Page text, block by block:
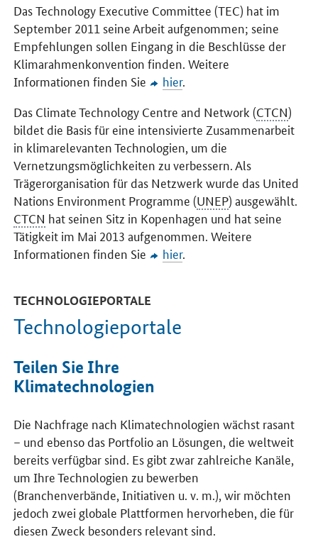
DasTechnology Executive Committee (TEC) hat im
September 2011 seine Arbeit aufgenommen; seine
Empfehlungen sollen Eingang in die Beschlüsse der
Klimarahmenkonvention finden. Weitere
Informationen finden Sie
hier.
Das Climate Technology Centre and Network (CTCN)
bildet die Basis für eine intensivierte Zusammenarbeit
in klimarelevanten Technologien, um die
Vernetzungsmöglichkeiten zu verbessern. Als
Trägerorganisation für das Netzwerk wurde das United
Nations Environment Programme (UNEP) ausgewählt.
CTCN hat seinen Sitz in Kopenhagen und hat seine
Tätigkeit im Mai 2013 aufgenommen. Weitere
Informationen finden Sie
hier.
TECHNOLOGIEPORTALE
Technologieportale
Teilen Sie Ihre
Klimatechnologien
Die Nachfrage nach Klimatechnologien wächst rasant
– und ebenso das Portfolio an Lösungen, die weltweit
bereits verfügbar sind. Es gibt zwar zahlreiche Kanäle,
um Ihre Technologien zu bewerben
(Branchenverbände, Initiativen u. v. m.), wir möchten
jedoch zwei globale Plattformen hervorheben, die für
diesen Zweck besonders relevant sind.